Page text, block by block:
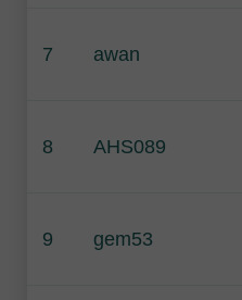
7 awan
8 AHS089
9 gem53